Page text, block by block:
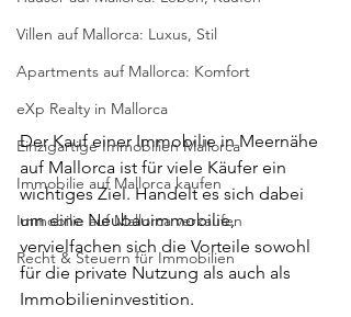
Villen auf Mallorca: Luxus, Stil
Apartments auf Mallorca: Komfort
eXp Realty in Mallorca
Einzigartige Immobilien Mallorca
Immobilie auf Mallorca kaufen
Immobilie auf Mallorca verkaufen
Recht & Steuern für Immobilien
Der Kauf einer Immobilie in Meernähe
auf Mallorca ist für viele Käufer ein
wichtiges Ziel. Handelt es sich dabei
um eine Neubauimmobilie,
vervielfachen sich die Vorteile sowohl
für die private Nutzung als auch als
Immobilieninvestition.